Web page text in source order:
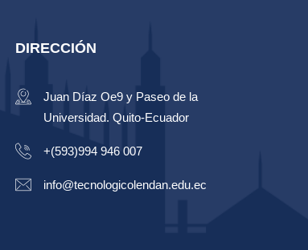
DIRECCIÓN
Juan Díaz Oe9 y Paseo de la
Universidad. Quito-Ecuador
+(593)994 946 007
info@tecnologicolendan.edu.ec